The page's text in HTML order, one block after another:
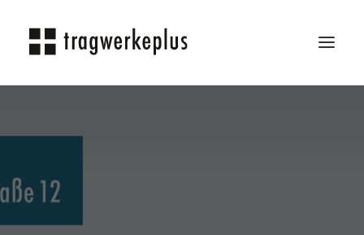
ÜBER UNS
KARRIERE